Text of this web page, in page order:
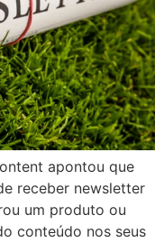
apontou que
receber newsletter
um produto ou
conteúdo nos seus